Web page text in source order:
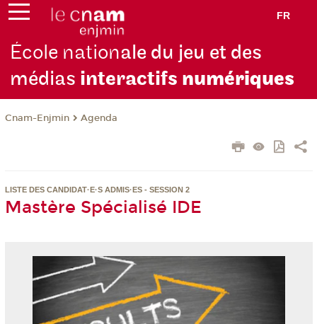
FR
École nationale du jeu et des
médias interactifs numériques
Cnam-Enjmin Agenda
LISTE DES CANDIDAT·E·S ADMIS·ES - SESSION 2
Mastère Spécialisé IDE